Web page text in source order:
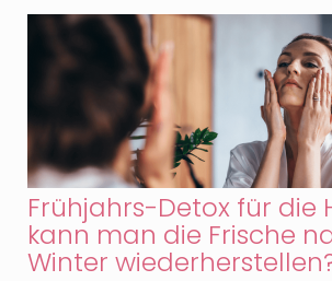
Frühjahrs-Detox für die
kann man die Frische
Winter